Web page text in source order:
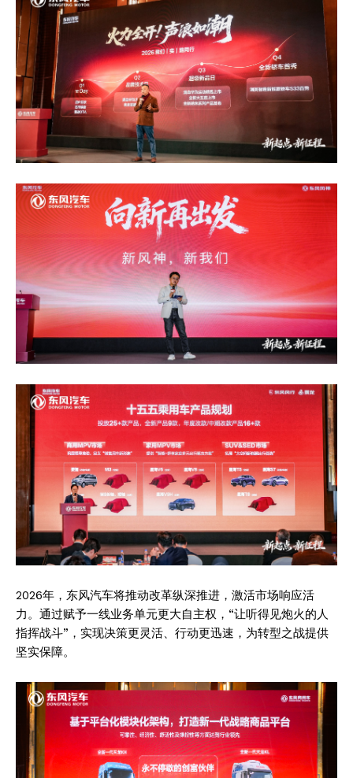
2026年，东风汽车将推动改革纵深推进，激活市场响应活
力。通过赋予一线业务单元更大自主权，“让听得见炮火的人
指挥战斗”，实现决策更灵活、行动更迅速，为转型之战提供
坚实保障。